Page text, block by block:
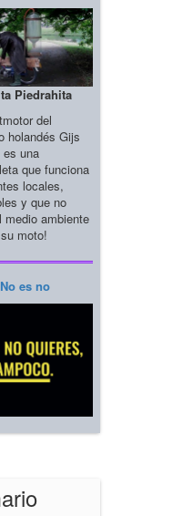
Piedrahita
del
holandés Gijs
una
que funciona
locales,
y que no
medio ambiente
moto!
No es no